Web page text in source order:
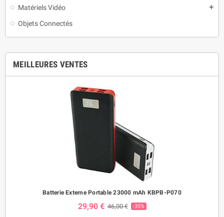
Matériels Vidéo add
Objets Connectés
MEILLEURES VENTES
Batterie Externe Portable 23000 mAh KBPB-P070
29,90 € 46,00 € -35%